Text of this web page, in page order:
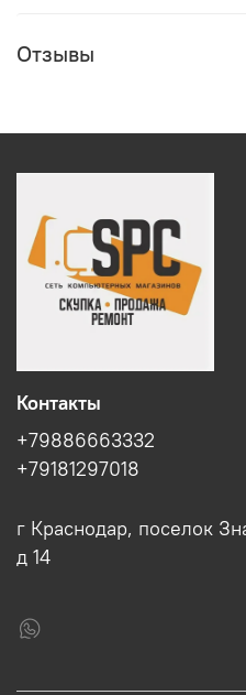
Отзывы
Контакты
+79886663332
+79181297018
г Краснодар, поселок
д 14